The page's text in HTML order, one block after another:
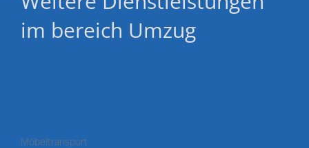
im bereich Umzug
Möbeltransport